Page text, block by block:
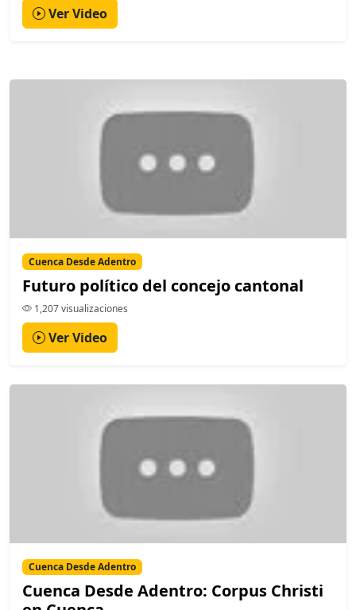
Ver Video
Cuenca Desde Adentro
Futuro político del concejo cantonal
1,207 visualizaciones
Ver Video
Cuenca Desde Adentro
Cuenca Desde Adentro: Corpus Christi